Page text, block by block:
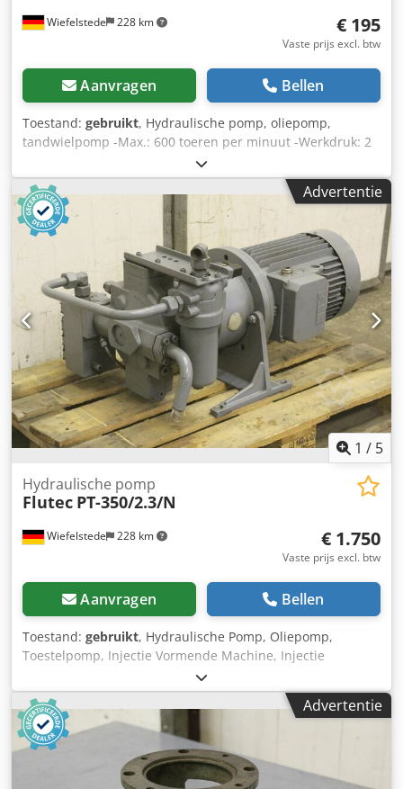
Wiefelstede 228 km € 195
Vaste prijs excl. btw
Aanvragen Bellen
Toestand: gebruikt, Hydraulische pomp, oliepomp,
tandwielpomp -Max.: 600 toeren per minuut -Werkdruk: 2
bar -Output: 3 l/min -Aantal: 1x pompen beschikbaar -Prijs:
per stuk -Maten: 95/100/H90 mm -gewicht: 2,3 kg Crodpfx
Asdpyzlsdyof
Advertentie
1 / 5
Wiefelstede 228 km
Hydraulische pomp
Flutec PT-350/2.3/N
€ 1.750
Vaste prijs excl. btw
Aanvragen Bellen
Toestand: gebruikt, Hydraulische Pomp, Oliepomp,
Toestelpomp, Injectie Vormende Machine, Injectie
Vormende Machine, Plastic Injectie Vormende Machine,
Plastic Injectie Vormende Machine, Plastic Injectie
Vormende Pers -Hydraulische pomp komt van een
spuitgietmachine -fabrikant: Battenfeld -dubbele pomp -
fabrikant: Flutec -Pomp type: PT-350/2.3/N -Aandrijving
ABB motortype: MBT160L -Vermogen: 15 kW 1455 tpm
Advertentie